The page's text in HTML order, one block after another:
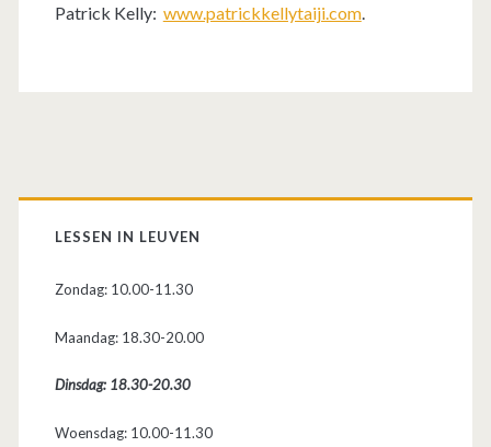
Patrick Kelly: www.patrickkellytaiji.com.
P
m
LESSEN IN LEUVEN
Zondag: 10.00-11.30
Maandag: 18.30-20.00
Dinsdag: 18.30-20.30
Woensdag: 10.00-11.30